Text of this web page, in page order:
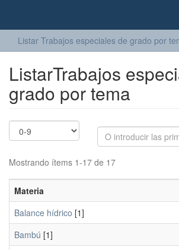
Listar Trabajos especiales de grado por
ListarTrabajos
grado por tema
Mostrando ítems 1-17 de 17
Materia
Balance hídrico [1]
Bambú [1]